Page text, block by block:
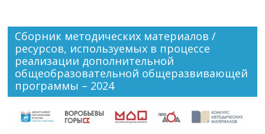
Сборник методических материалов /
ресурсов, используемых в процессе
реализации дополнительной
общеобразовательной общеразвивающей
программы – 2024